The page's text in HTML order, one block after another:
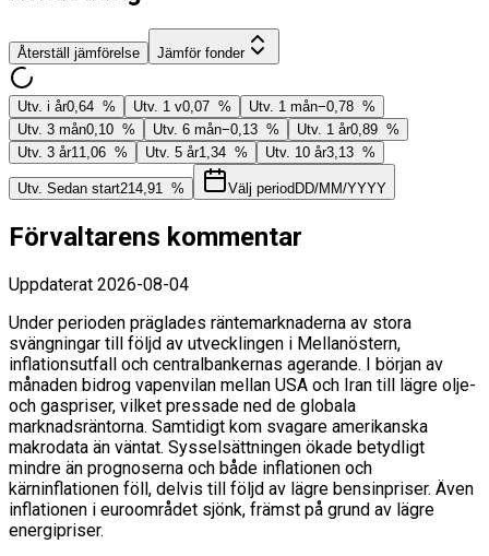
Återställ jämförelse Jämför fonder
Utv. i år0,64 % Utv. 1 v0,07 % Utv. 1 mån−0,78 %
Utv. 3 mån0,10 % Utv. 6 mån−0,13 % Utv. 1 år0,89 %
Utv. 3 år11,06 % Utv. 5 år1,34 % Utv. 10 år3,13 %
Utv. Sedan start214,91 % Välj period DD/MM/YYYY
Förvaltarens kommentar
Uppdaterat 2026-08-04
Under perioden präglades räntemarknaderna av stora
svängningar till följd av utvecklingen i Mellanöstern,
inflationsutfall och centralbankernas agerande. I början av
månaden bidrog vapenvilan mellan USA och Iran till lägre olje-
och gaspriser, vilket pressade ned de globala
marknadsräntorna. Samtidigt kom svagare amerikanska
makrodata än väntat. Sysselsättningen ökade betydligt
mindre än prognoserna och både inflationen och
kärninflationen föll, delvis till följd av lägre bensinpriser. Även
inflationen i euroområdet sjönk, främst på grund av lägre
energipriser.